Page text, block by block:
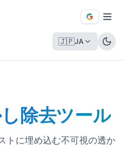
🇯🇵JA
除去ツール
トに埋め込む不可視の透か